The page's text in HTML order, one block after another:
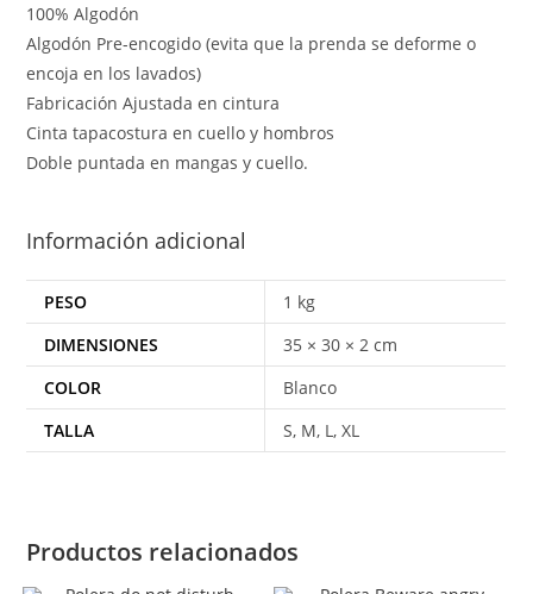
100% Algodón
Algodón Pre-encogido (evita que la prenda se deforme o
encoja en los lavados)
Fabricación Ajustada en cintura
Cinta tapacostura en cuello y hombros
Doble puntada en mangas y cuello.
Información adicional
PESO
1 kg
DIMENSIONES
35 × 30 × 2 cm
COLOR
Blanco
TALLA
S, M, L, XL
Productos relacionados